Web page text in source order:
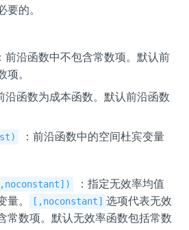
要的。
前沿函数中不包含常数项。默认前
。
沿函数为成本函数。默认前沿函数
：前沿函数中的空间杜宾变量
：指定无效率均值
。
[,noconstant] 选项代表无效
常数项。默认无效率函数包括常数